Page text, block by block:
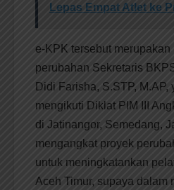
Lepas Empat Atlet ke
e-KPK tersebut
perubahan Sekretaris
Didi Farisha, S.STP, M.AP,
mengikuti Diklat PIM III
di Jatinangor, Semedang,
mengangkat proyek
untuk meningkatankan
Aceh Timur, supaya dalam